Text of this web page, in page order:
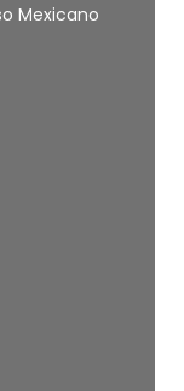
Mexicano